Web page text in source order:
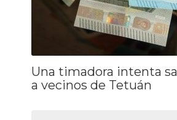
Una timadora intenta
a vecinos de Tetuán